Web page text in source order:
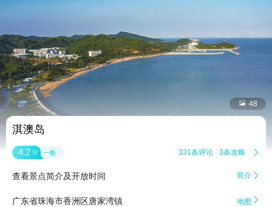
 48
淇澳岛
4.2 分 一般 331条评论 3条攻略 
查看景点简介及开放时间 简介 
广东省珠海市香洲区唐家湾镇 地图 